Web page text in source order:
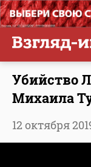
Убийство
Михаила
12 октября